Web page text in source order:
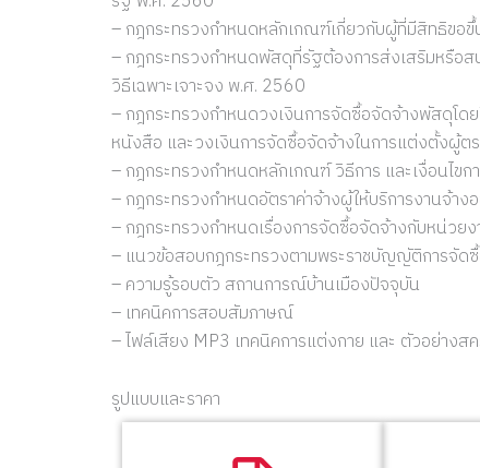
– กฎกระทรวงกำหนดหลักเกณฑ์เกี่ยวกับผู้ที่มีสิทธิขอ
– กฎกระทรวงกำหนดพัสดุที่รัฐต้องการส่งเสริมหรือ
วิธีเฉพาะเจาะจง พ.ศ. 2560
– กฎกระทรวงกำหนดวงเงินการจัดซื้อจัดจ้างพัสดุโด
หนังสือ และวงเงินการจัดซื้อจัดจ้างในการแต่งตั้งผู้
– กฎกระทรวงกำหนดหลักเกณฑ์ วิธีการ และเงื่อนไข
– กฎกระทรวงกำหนดอัตราค่าจ้างผู้ให้บริการงานจ้า
– กฎกระทรวงกำหนดเรื่องการจัดซื้อจัดจ้างกับหน่ว
– แนวข้อสอบกฎกระทรวงตามพระราชบัญญัติการจัด
– ความรู้รอบตัว สถานการณ์บ้านเมืองปัจจุบัน
– เทคนิคการสอบสัมภาษณ์
– ไฟล์เสียง MP3 เทคนิคการแต่งกาย และ ตัวอย่าง
รูปแบบและราคา